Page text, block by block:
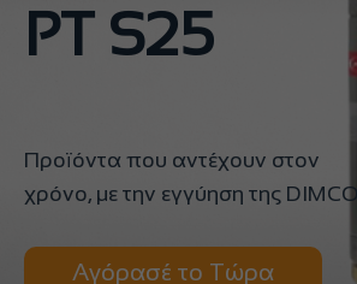
PT S25
Προϊόντα που αντέχουν στον
χρόνο, με την εγγύηση της DIMCO
Αγόρασέ το Τώρα